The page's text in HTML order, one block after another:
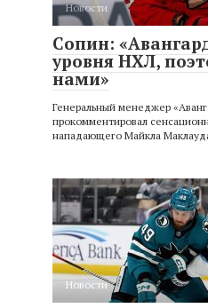
Новости
Сопин:
уровня НХЛ,
нами»
Генеральный менеджер
прокомментировал
нападающего Майкла
Новости